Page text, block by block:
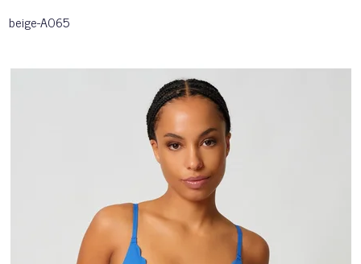
beige-A065